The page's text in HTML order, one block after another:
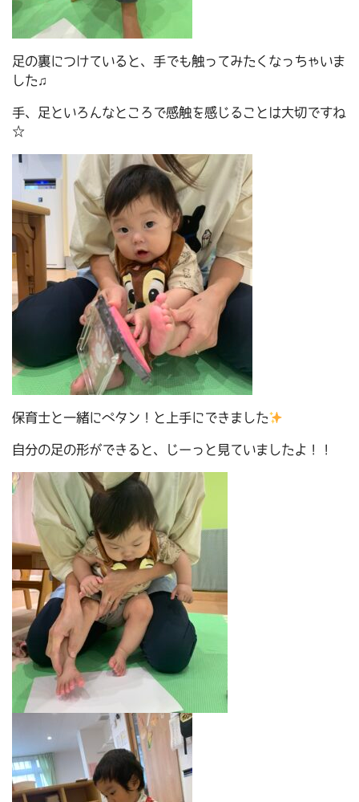
足の裏につけていると、手でも触ってみたくなっちゃいま
した♫
手、足といろんなところで感触を感じることは大切ですね
☆
保育士と一緒にペタン！と上手にできました
自分の足の形ができると、じーっと見ていましたよ！！